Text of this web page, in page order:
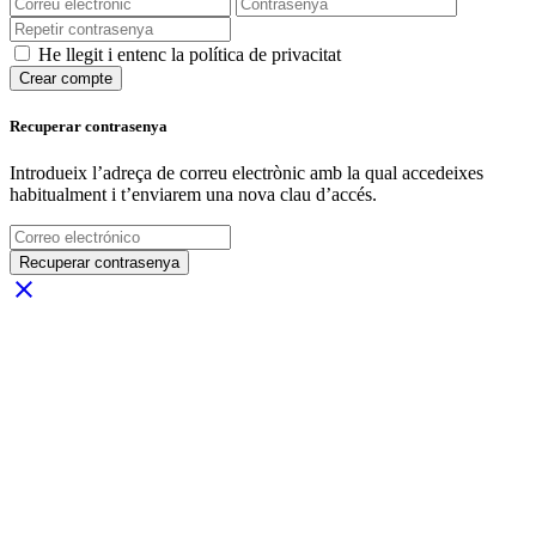
He llegit i entenc la política de privacitat
Crear compte
Recuperar contrasenya
Introdueix l’adreça de correu electrònic amb la qual accedeixes
habitualment i t’enviarem una nova clau d’accés.
Recuperar contrasenya
close